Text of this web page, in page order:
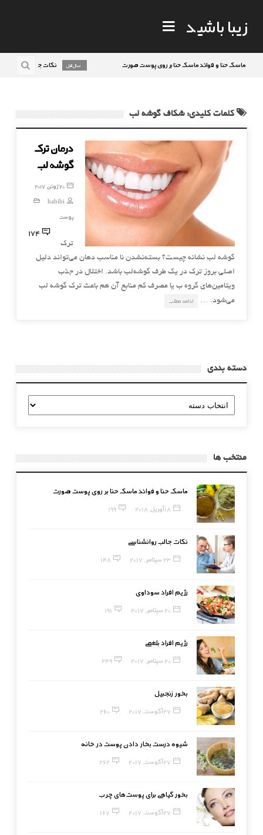
زیبا باشید
ماسک حنا و فوائد ماسک حنا بر روی پوست صورت نکات جالب روانشناسی
کلمات کلیدی: شكاف گوشه لب
درمان ترک
گوشه لب
20 ژوئن, 2017
habibi
پوست
174
ترک
گوشه لب نشانه چیست؟ بسته‌نشدن نا مناسب دهان می‌تواند دلیل
اصلی بروز ترک در یک طرف گوشه‌لب باشد. اختلال در جذب
ویتامین‌های گروه ب یا مصرف کم منابع آن هم باعث ترک گوشه‌ لب
می‌شود. …
ادامه مطلب
دسته بندی
دسته
بندی
منتخب ها
ماسک حنا و فوائد ماسک حنا بر روی پوست صورت
18 آوریل, 2018 199
نکات جالب روانشناسی
23 سپتامبر, 2017 148
رژیم افراد سوداوی
20 سپتامبر, 2017 191
رژیم افراد بلغمی
20 سپتامبر, 2017 249
بخور زنجبیل
27 آگوست, 2017 260
شیوه درست بخار دادن پوست در خانه
27 آگوست, 2017 262
بخور گیاهی برای پوست‌های چرب
27 آگوست, 2017 167